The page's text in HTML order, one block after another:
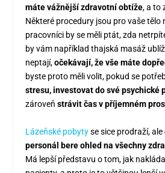
máte vážnější zdravotní obtíže, a to
Některé procedury jsou pro vaše tělo
pracovníci by se měli ptát, zda
by vám například thajská masáž
neptají,očekávají, že vše máte
byste proto měli volit, pokud se
stresu, investovat do své psychické
zároveňstrávit čas v příjemném
Lázeňské pobytyse sice prodraží, ale
personál bere ohled na všechny
Má lepší představu o tom, jak